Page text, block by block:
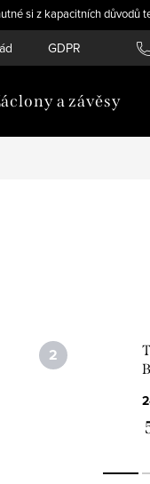
si z kapacitních
GDPR
a závěsy